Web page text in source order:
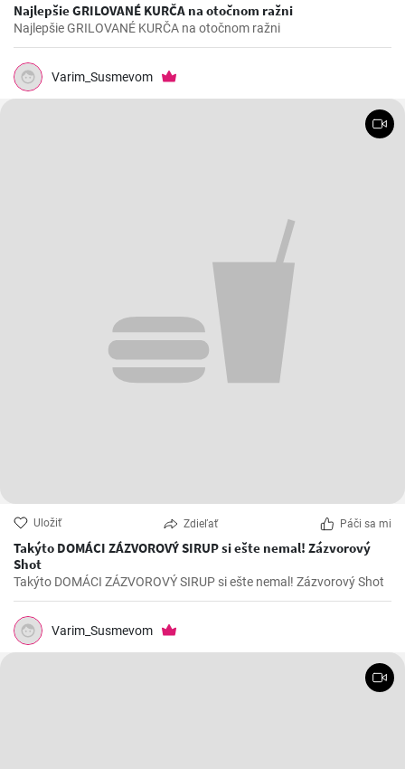
Najlepšie GRILOVANÉ KURČA na otočnom ražni
Najlepšie GRILOVANÉ KURČA na otočnom ražni
Varim_Susmevom
Uložiť Zdieľať Páči sa mi
Takýto DOMÁCI ZÁZVOROVÝ SIRUP si ešte nemal! Zázvorový
Shot
Takýto DOMÁCI ZÁZVOROVÝ SIRUP si ešte nemal! Zázvorový Shot
Varim_Susmevom